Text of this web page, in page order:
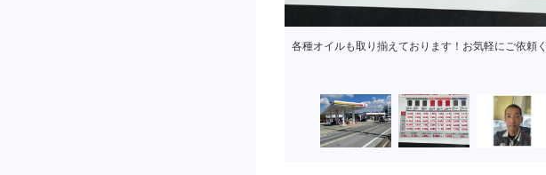
各種オイルも取り揃えております！お気軽にご依頼